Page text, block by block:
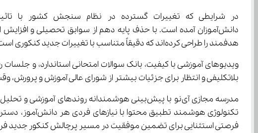
در شرایطی که تغییرات گسترده در نظام سنجش کشور با تاثیر قطعی ۶۰ درصدی معدل پایه‌های ۱۱ و ۱۲، معادلات
هدفمند را طراحی کرده‌اند که دقیقاً متناسب با تغییرات جدید کنکوری است.
بلاتکلیفی و انتظار برای جزئیات بیشتر از شورای عالی آموزش و پرورش،
فرصتی استثنایی برای تضمین موفقیت در مسیر پرچالش کنکور جدید